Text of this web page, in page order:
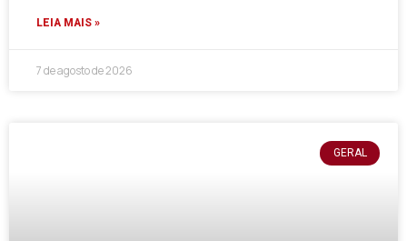
LEIA MAIS »
7 de agosto de 2026
GERAL